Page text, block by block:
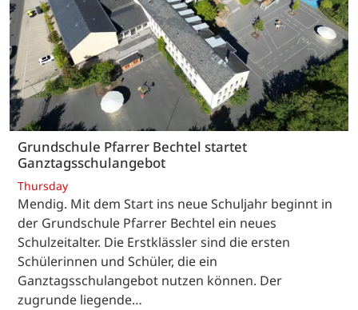
Grundschule Pfarrer Bechtel startet
Ganztagsschulangebot
Thursday
Mendig. Mit dem Start ins neue Schuljahr beginnt in
der Grundschule Pfarrer Bechtel ein neues
Schulzeitalter. Die Erstklässler sind die ersten
Schülerinnen und Schüler, die ein
Ganztagsschulangebot nutzen können. Der
zugrunde liegende…